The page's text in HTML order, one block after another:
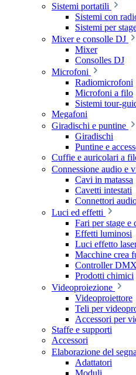
Sistemi portatili
Sistemi con
Sistemi per
Mixer e consolle DJ
Mixer
Consolles DJ
Microfoni
Radiomicrofoni
Microfoni a filo
Sistemi tour-
Megafoni
Giradischi e puntine
Giradischi
Puntine e
Cuffie e auricolari a
Connessione audio e
Cavi in matassa
Cavetti intestati
Connettori
Luci ed effetti
Fari per stage e
Effetti luminosi
Luci effetto
Macchine crea
Controller DMX
Prodotti chimici
Videoproiezione
Videoproiettore
Teli per
Accessori per
Staffe e supporti
Accessori
Elaborazione del
Adattatori
Moduli